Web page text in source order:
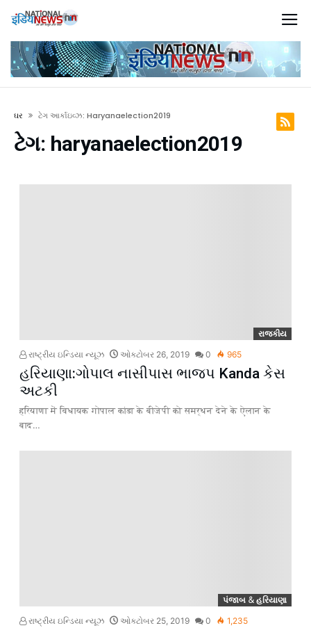
ઘર ટેગ આર્કાઇવ્ઝ: Haryanaelection2019
ટેગ: haryanaelection2019
રાજકીય
રાષ્ટ્રીય ઇન્ડિયા ન્યૂઝ ઓક્ટોબર 26, 2019 0 965
હરિયાણા:ગોપાલ નાસીપાસ ભાજપ Kanda કેસ
અટકી
हरियाणा में विधायक गोपाल कांडा के बीजेपी को समर्थन देने के ऐलान के
बाद…
પંજાબ & હરિયાણા
રાષ્ટ્રીય ઇન્ડિયા ન્યૂઝ ઓક્ટોબર 25, 2019 0 1,235